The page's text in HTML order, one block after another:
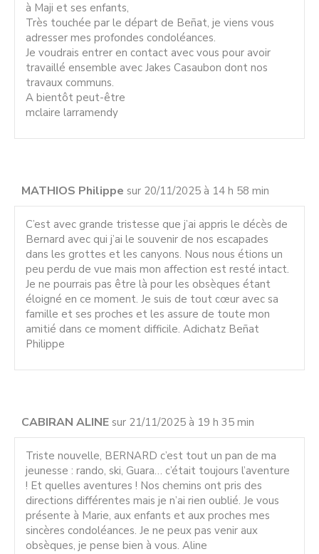
à Maji et ses enfants,
Très touchée par le départ de Beñat, je viens vous
adresser mes profondes condoléances.
Je voudrais entrer en contact avec vous pour avoir
travaillé ensemble avec Jakes Casaubon dont nos
travaux communs.
A bientôt peut-être
mclaire larramendy
MATHIOS Philippe sur 20/11/2025 à 14 h 58 min
C’est avec grande tristesse que j’ai appris le décès de
Bernard avec qui j’ai le souvenir de nos escapades
dans les grottes et les canyons. Nous nous étions un
peu perdu de vue mais mon affection est resté intact.
Je ne pourrais pas être là pour les obsèques étant
éloigné en ce moment. Je suis de tout cœur avec sa
famille et ses proches et les assure de toute mon
amitié dans ce moment difficile. Adichatz Beñat
Philippe
CABIRAN ALINE sur 21/11/2025 à 19 h 35 min
Triste nouvelle, BERNARD c’est tout un pan de ma
jeunesse : rando, ski, Guara… c’était toujours l’aventure
! Et quelles aventures ! Nos chemins ont pris des
directions différentes mais je n’ai rien oublié. Je vous
présente à Marie, aux enfants et aux proches mes
sincères condoléances. Je ne peux pas venir aux
obsèques, je pense bien à vous. Aline